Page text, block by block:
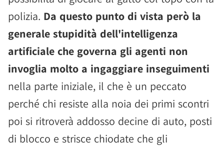
polizia. Da questo punto di vista però la
generale stupidità dell'intelligenza
artificiale che governa gli agenti non
invoglia molto a ingaggiare inseguimenti
nella parte iniziale, il che è un peccato
perché chi resiste alla noia dei primi scontri
poi si ritroverà addosso decine di auto, posti
di blocco e strisce chiodate che gli